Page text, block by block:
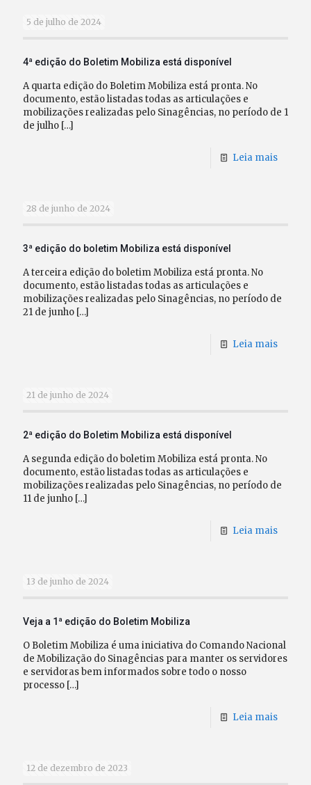
5 de julho de 2024
4ª edição do Boletim Mobiliza está disponível
A quarta edição do Boletim Mobiliza está pronta. No
documento, estão listadas todas as articulações e
mobilizações realizadas pelo Sinagências, no período de 1
de julho […]
Leia mais
28 de junho de 2024
3ª edição do boletim Mobiliza está disponível
A terceira edição do boletim Mobiliza está pronta. No
documento, estão listadas todas as articulações e
mobilizações realizadas pelo Sinagências, no período de
21 de junho […]
Leia mais
21 de junho de 2024
2ª edição do Boletim Mobiliza está disponível
A segunda edição do boletim Mobiliza está pronta. No
documento, estão listadas todas as articulações e
mobilizações realizadas pelo Sinagências, no período de
11 de junho […]
Leia mais
13 de junho de 2024
Veja a 1ª edição do Boletim Mobiliza
O Boletim Mobiliza é uma iniciativa do Comando Nacional
de Mobilização do Sinagências para manter os servidores
e servidoras bem informados sobre todo o nosso
processo […]
Leia mais
12 de dezembro de 2023